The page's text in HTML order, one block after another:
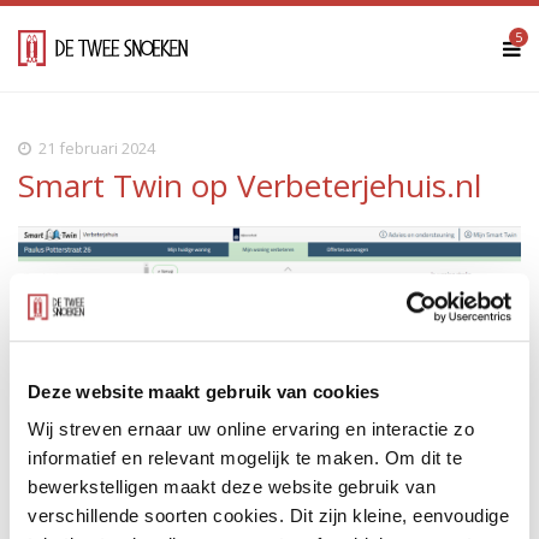
Deze website maakt gebruik van cookies
Wij streven ernaar uw online ervaring en interactie zo
informatief en relevant mogelijk te maken. Om dit te
bewerkstelligen maakt deze website gebruik van
verschillende soorten cookies. Dit zijn kleine, eenvoudige
5
21 februari 2024
Smart Twin op Verbeterjehuis.nl